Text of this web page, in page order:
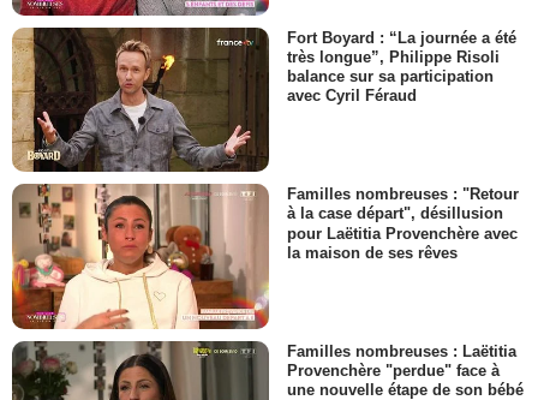
Fort Boyard : “La journée a été
très longue”, Philippe Risoli
balance sur sa participation
avec Cyril Féraud
Familles nombreuses : "Retour
à la case départ", désillusion
pour Laëtitia Provenchère avec
la maison de ses rêves
Familles nombreuses : Laëtitia
Provenchère "perdue" face à
une nouvelle étape de son bébé